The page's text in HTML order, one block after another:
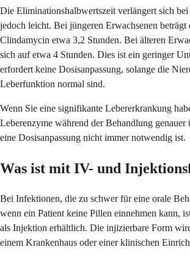
Die Eliminationshalbwertszeit verlängert sich bei
jedoch leicht. Bei jüngeren Erwachsenen
Clindamycin etwa 3,2 Stunden. Bei älteren
sich auf etwa 4 Stunden. Dies ist ein geringer
erfordert keine Dosisanpassung, solange die
Leberfunktion normal sind.
Wenn Sie eine signifikante Lebererkrankung
Leberenzyme während der Behandlung
eine Dosisanpassung nicht immer notwendig ist.
Was ist mit IV- und
Bei Infektionen, die zu schwer für eine orale
wenn ein Patient keine Pillen einnehmen kann,
als Injektion erhältlich. Die injizierbare Form
einem Krankenhaus oder einer klinischen